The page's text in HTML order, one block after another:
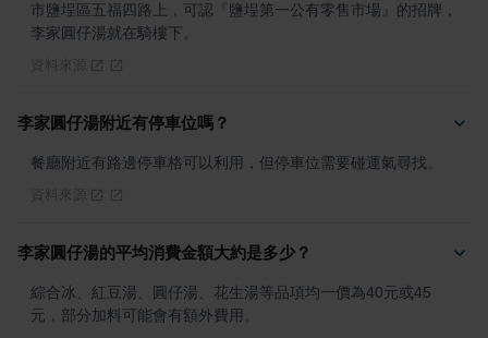
市鹽埕區五福四路上，可認『鹽埕第一公有零售市場』的招牌，
李家圓仔湯就在騎樓下。
李家圓仔湯附近有停車位嗎？
餐廳附近有路邊停車格可以利用，但停車位需要碰運氣尋找。
李家圓仔湯的平均消費金額大約是多少？
綜合冰、紅豆湯、圓仔湯、花生湯等品項均一價為40元或45
元，部分加料可能會有額外費用。